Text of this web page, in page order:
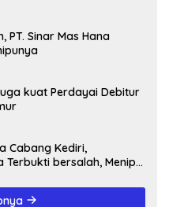
PT. Sinar Mas Hana
kuat Perdayai Debitur
bersalah, Menipu